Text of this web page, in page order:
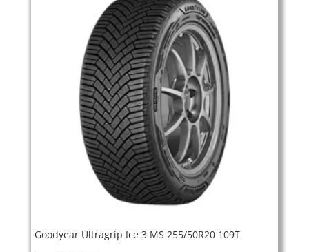
Goodyear Ultragrip Ice 3 MS 255/50R20 109T